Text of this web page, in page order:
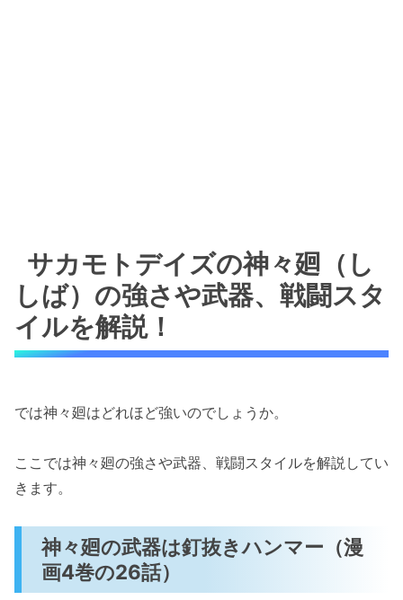
サカモトデイズの神々廻（し
しば）の強さや武器、戦闘スタ
イルを解説！
では神々廻はどれほど強いのでしょうか。
ここでは神々廻の強さや武器、戦闘スタイルを解説してい
きます。
神々廻の武器は釘抜きハンマー（漫
画4巻の26話）